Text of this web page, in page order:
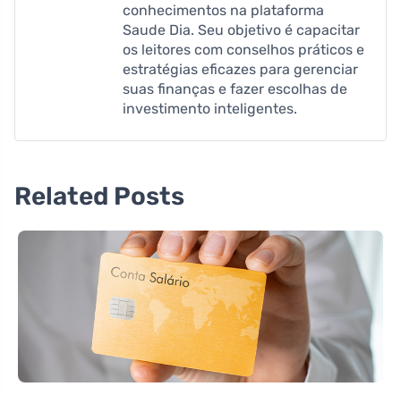
conhecimentos na plataforma
Saude Dia. Seu objetivo é capacitar
os leitores com conselhos práticos e
estratégias eficazes para gerenciar
suas finanças e fazer escolhas de
investimento inteligentes.
Related Posts